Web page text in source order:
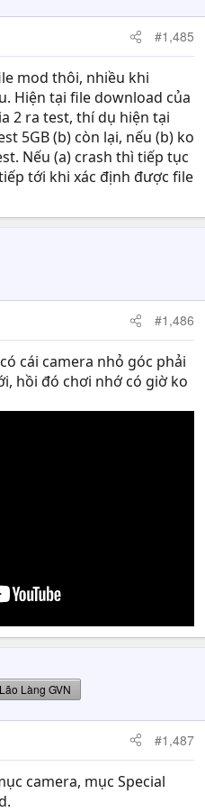
#1,485
mod thôi, nhiều khi
Hiện tại file download của
2 ra test, thí dụ hiện tại
5GB (b) còn lại, nếu (b) ko
Nếu (a) crash thì tiếp tục
tới khi xác định được file
#1,486
cái camera nhỏ góc phải
hồi đó chơi nhớ có giờ ko
Lão Làng GVN
#1,487
camera, mục Special